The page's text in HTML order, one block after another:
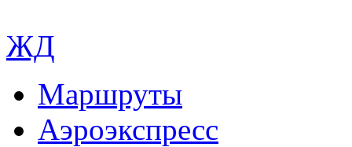
ЖД
Маршруты
Аэроэкспресс